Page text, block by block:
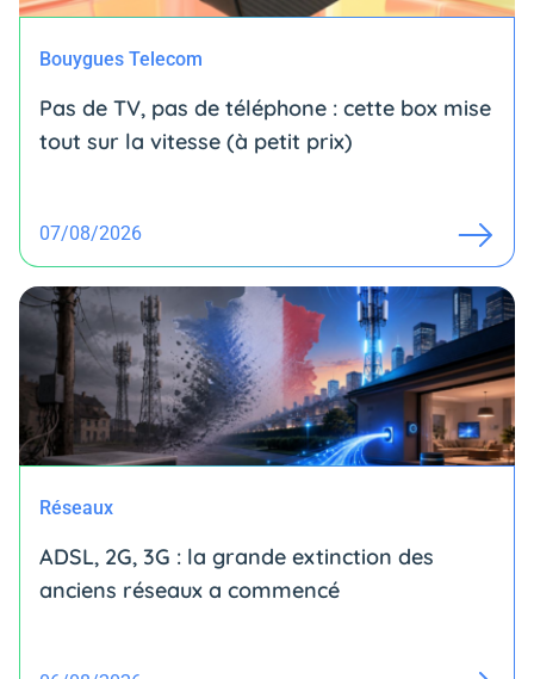
Bouygues Telecom
Pas de TV, pas de téléphone : cette box mise
tout sur la vitesse (à petit prix)
07/08/2026
Réseaux
ADSL, 2G, 3G : la grande extinction des
anciens réseaux a commencé